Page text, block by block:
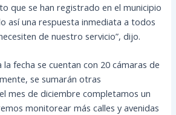
que se han registrado en el municipio
así una respuesta inmediata a todos
de nuestro servicio”, dijo.
fecha se cuentan con 20 cámaras de
se sumarán otras
mes de diciembre completamos un
monitorear más calles y avenidas